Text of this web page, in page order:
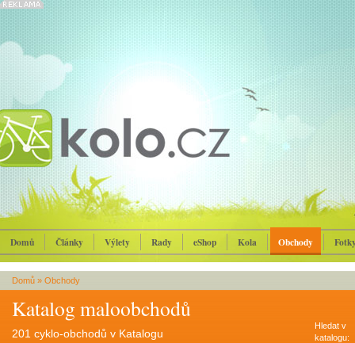
Domů Články Výlety Rady eShop Kola Obchody
Domů » Obchody
Katalog maloobchodů
201 cyklo-obchodů v Katalogu
Hledat v
katalogu: